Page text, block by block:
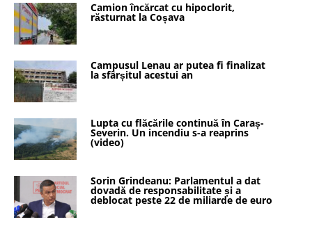
Camion încărcat cu hipoclorit,
răsturnat la Coșava
Campusul Lenau ar putea fi finalizat
la sfârșitul acestui an
Lupta cu flăcările continuă în Caraș-
Severin. Un incendiu s-a reaprins
(video)
Sorin Grindeanu: Parlamentul a dat
dovadă de responsabilitate și a
deblocat peste 22 de miliarde de euro